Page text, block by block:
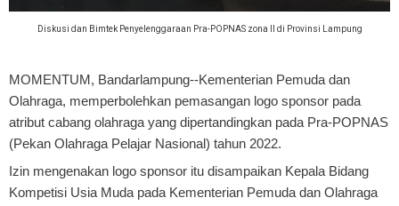
Diskusi dan Bimtek Penyelenggaraan Pra-POPNAS zona II di Provinsi Lampung
MOMENTUM, Bandarlampung--Kementerian Pemuda dan
Olahraga, memperbolehkan pemasangan logo sponsor pada
atribut cabang olahraga yang dipertandingkan pada Pra-POPNAS
(Pekan Olahraga Pelajar Nasional) tahun 2022.
Izin mengenakan logo sponsor itu disampaikan Kepala Bidang
Kompetisi Usia Muda pada Kementerian Pemuda dan Olahraga